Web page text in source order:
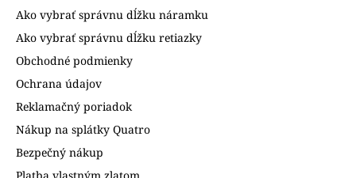
Ako vybrať správnu dĺžku náramku
Ako vybrať správnu dĺžku retiazky
Obchodné podmienky
Ochrana údajov
Reklamačný poriadok
Nákup na splátky Quatro
Bezpečný nákup